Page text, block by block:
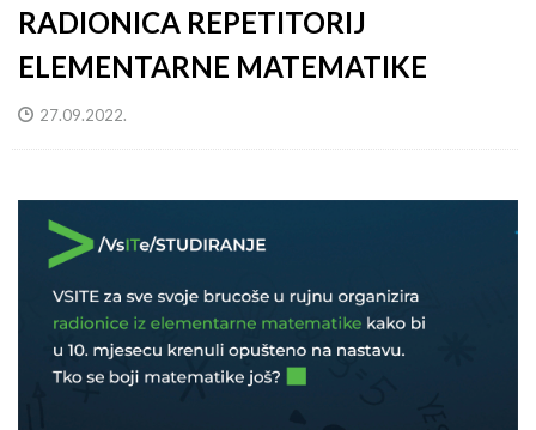
RADIONICA REPETITORIJ
ELEMENTARNE MATEMATIKE
27.09.2022.